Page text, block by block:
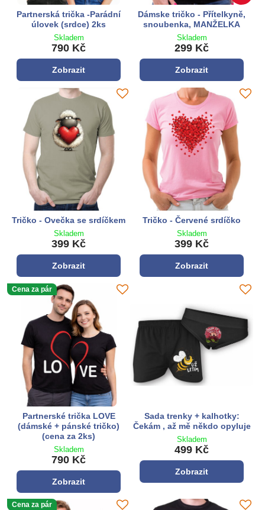
Partnerská trička -Parádní
úlovek (srdce) 2ks
Skladem
790 Kč
Zobrazit
Dámske tričko - Přítelkyně,
snoubenka, MANŽELKA
Skladem
299 Kč
Zobrazit
Tričko - Ovečka se srdíčkem
Skladem
399 Kč
Zobrazit
Tričko - Červené srdíčko
Skladem
399 Kč
Zobrazit
Cena za pár
Partnerské trička LOVE
(dámské + pánské tričko)
(cena za 2ks)
Skladem
790 Kč
Zobrazit
Sada trenky + kalhotky:
Čekám , až mě někdo opyluje
Skladem
499 Kč
Zobrazit
Cena za pár